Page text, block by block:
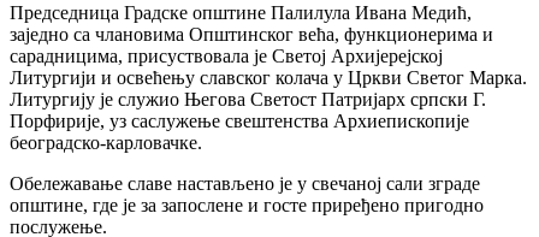
Председница Градске општине Палилула Ивана Медић,
заједно са члановима Општинског већа, функционерима и
сарадницима, присуствовала је Светој Архијерејској
Литургији и освећењу славског колача у Цркви Светог Марка.
Литургију је служио Његова Светост Патријарх српски Г.
Порфирије, уз саслужење свештенства Архиепископије
београдско-карловачке.
Обележавање славе настављено је у свечаној сали зграде
општине, где је за запослене и госте приређено пригодно
послужење.